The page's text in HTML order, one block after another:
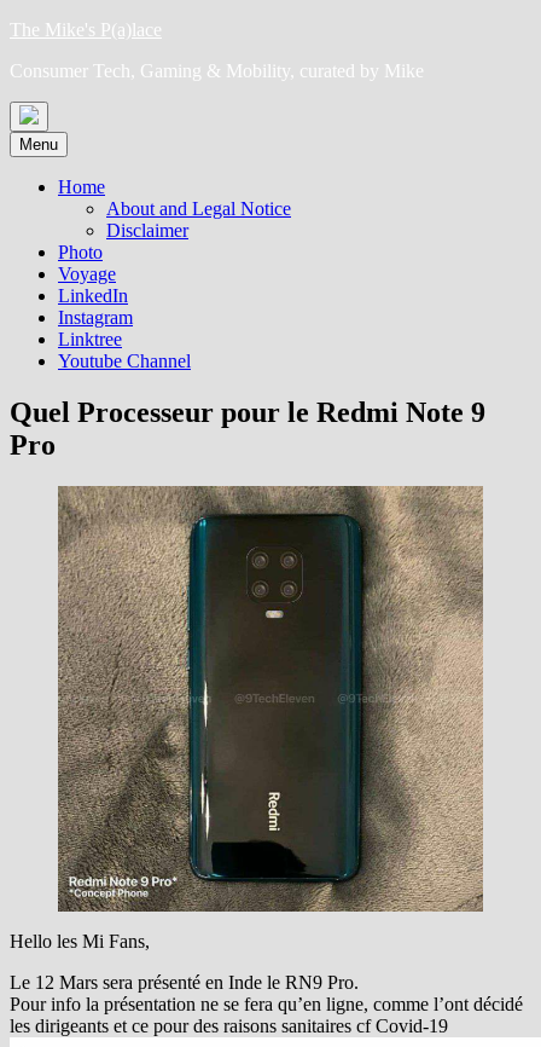
Skip
content
The Mike's P(a)lace
Consumer Tech, Gaming & Mobility, curated by Mike
Menu
Home
About and Legal Notice
Disclaimer
Photo
Voyage
LinkedIn
Instagram
Linktree
Youtube Channel
Quel Processeur pour le Redmi Note 9
Pro
Hello les Mi Fans,
Le 12 Mars sera présenté en Inde le RN9 Pro.
Pour info la présentation ne se fera qu’en ligne, comme l’ont décidé
les dirigeants et ce pour des raisons sanitaires cf Covid-19